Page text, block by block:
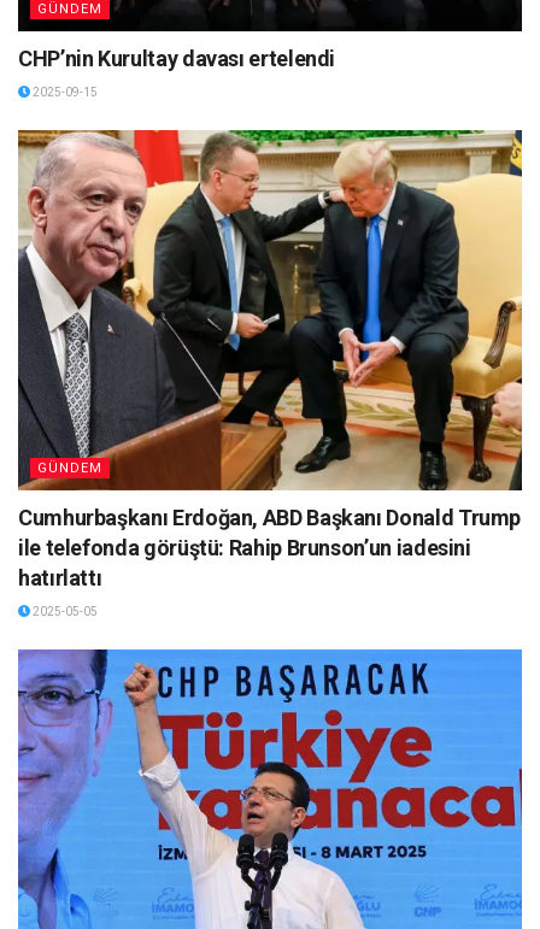
GÜNDEM
CHP’nin Kurultay davası ertelendi
2025-09-15
GÜNDEM
Cumhurbaşkanı Erdoğan, ABD Başkanı Donald Trump
ile telefonda görüştü: Rahip Brunson’un iadesini
hatırlattı
2025-05-05